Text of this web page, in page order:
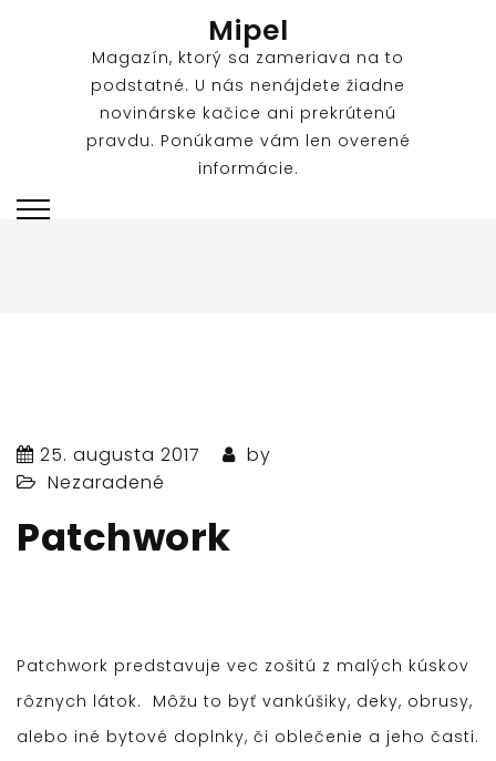
Mipel
Magazín, ktorý sa zameriava na to
podstatné. U nás nenájdete žiadne
novinárske kačice ani prekrútenú
pravdu. Ponúkame vám len overené
informácie.
25. augusta 2017
by
Nezaradené
Patchwork
Patchwork predstavuje vec zošitú z malých kúskov
rôznych látok. Môžu to byť vankúšiky, deky, obrusy,
alebo iné bytové doplnky, či oblečenie a jeho časti.